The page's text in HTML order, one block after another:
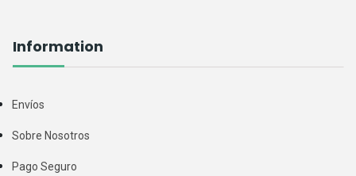
Information
Envíos
Sobre Nosotros
Pago Seguro